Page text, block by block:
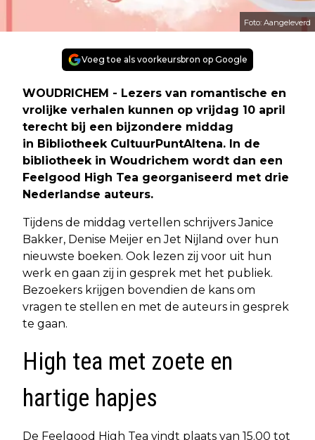
Foto: Aangeleverd
Voeg toe als voorkeursbron op Google
WOUDRICHEM - Lezers van romantische en
vrolijke verhalen kunnen op vrijdag 10 april
terecht bij een bijzondere middag
in Bibliotheek CultuurPuntAltena. In de
bibliotheek in Woudrichem wordt dan een
Feelgood High Tea georganiseerd met drie
Nederlandse auteurs.
Tijdens de middag vertellen schrijvers Janice
Bakker, Denise Meijer en Jet Nijland over hun
nieuwste boeken. Ook lezen zij voor uit hun
werk en gaan zij in gesprek met het publiek.
Bezoekers krijgen bovendien de kans om
vragen te stellen en met de auteurs in gesprek
te gaan.
High tea met zoete en
hartige hapjes
De Feelgood High Tea vindt plaats van 15.00 tot